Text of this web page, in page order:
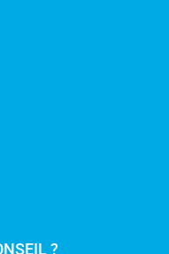
?